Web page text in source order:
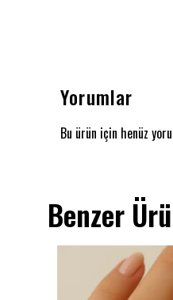
Yorumlar
Bu ürün için henüz
Benzer